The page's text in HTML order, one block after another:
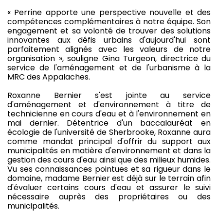
« Perrine apporte une perspective nouvelle et des
compétences complémentaires à notre équipe. Son
engagement et sa volonté de trouver des solutions
innovantes aux défis urbains d'aujourd'hui sont
parfaitement alignés avec les valeurs de notre
organisation », souligne Gina Turgeon, directrice du
service de l'aménagement et de l'urbanisme à la
MRC des Appalaches.
Roxanne Bernier s'est jointe au service
d'aménagement et d'environnement à titre de
technicienne en cours d'eau et à l'environnement en
mai dernier. Détentrice d'un baccalauréat en
écologie de l'université de Sherbrooke, Roxanne aura
comme mandat principal d'offrir du support aux
municipalités en matière d'environnement et dans la
gestion des cours d'eau ainsi que des milieux humides.
Vu ses connaissances pointues et sa rigueur dans le
domaine, madame Bernier est déjà sur le terrain afin
d'évaluer certains cours d'eau et assurer le suivi
nécessaire auprès des propriétaires ou des
municipalités.